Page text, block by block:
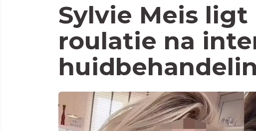
Sylvie Meis
roulatie na